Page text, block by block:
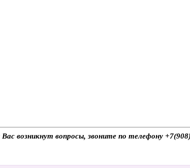
возникнут вопросы, звоните по телефону